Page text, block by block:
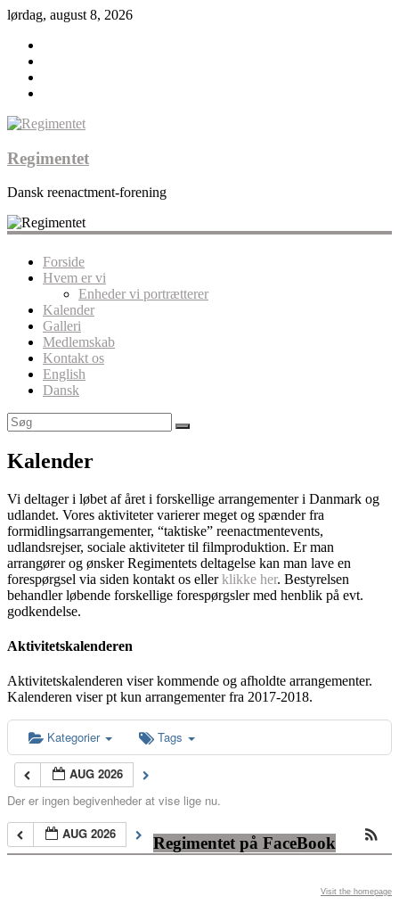
lørdag, august 8, 2026
Regimentet
Dansk reenactment-forening
Forside
Hvem er vi
Enheder vi portrætterer
Kalender
Galleri
Medlemskab
Kontakt os
English
Dansk
Kalender
Vi deltager i løbet af året i forskellige arrangementer i Danmark og
udlandet. Vores aktiviteter varierer meget og spænder fra
formidlingsarrangementer, “taktiske” reenactmentevents,
udlandsrejser, sociale aktiviteter til filmproduktion. Er man
arrangører og ønsker Regimentets deltagelse kan man lave en
forespørgsel via siden kontakt os ellerklikke her. Bestyrelsen
behandler løbende forskellige forespørgsler med henblik på evt.
godkendelse.
Aktivitetskalenderen
Aktivitetskalenderen viser kommende og afholdte arrangementer.
Kalenderen viser pt kun arrangementer fra 2017-2018.
Kategorier Tags
AUG 2026
Der er ingen begivenheder at vise lige nu.
AUG 2026
Regimentet på FaceBook
Visit the homepage